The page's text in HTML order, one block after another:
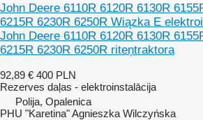
John Deere 6110R 6120R 6130R
6215R 6230R 6250R Wiązka E
John Deere 6110R 6120R 6130R
6215R 6230R 6250R riteņtraktora
92,89 € 400 PLN
Rezerves daļas - elektroinstalācija
Polija, Opalenica
PHU "Karetina" Agnieszka Wilczyńska